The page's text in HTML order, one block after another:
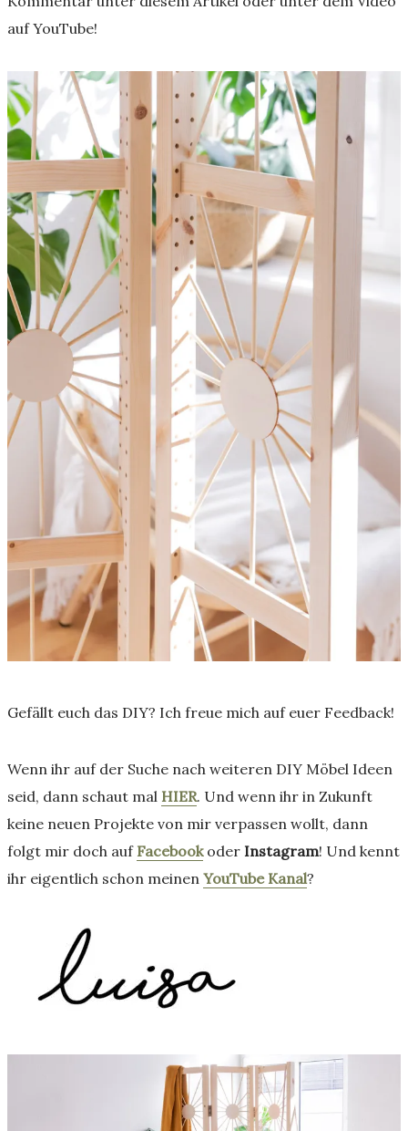
auf YouTube!
Gefällt euch das DIY? Ich freue mich auf euer Feedback!
Wenn ihr auf der Suche nach weiteren DIY Möbel Ideen
seid, dann schaut mal HIER. Und wenn ihr in Zukunft
keine neuen Projekte von mir verpassen wollt, dann
folgt mir doch auf Facebookoder Instagram! Und kennt
ihr eigentlich schon meinen YouTube Kanal?